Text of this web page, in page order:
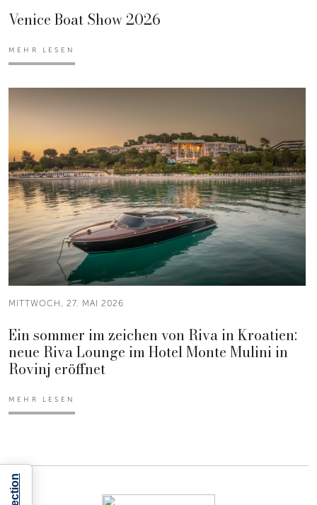
Venice Boat Show 2026
MEHR LESEN
MITTWOCH, 27. MAI 2026
Ein sommer im zeichen von Riva in Kroatien:
neue Riva Lounge im Hotel Monte Mulini in
Rovinj eröffnet
MEHR LESEN